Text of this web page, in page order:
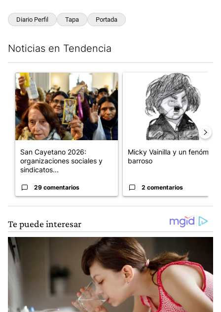
Diario Perfil Tapa Portada
Noticias en Tendencia
Un artículo de tendencia con el título "San Cayetano 2026:
San Cayetano 2026:
organizaciones sociales y
sindicatos...
29 comentarios
Un artículo de tendencia
Micky Vainilla y un fenómeno
barroso
2 comentarios